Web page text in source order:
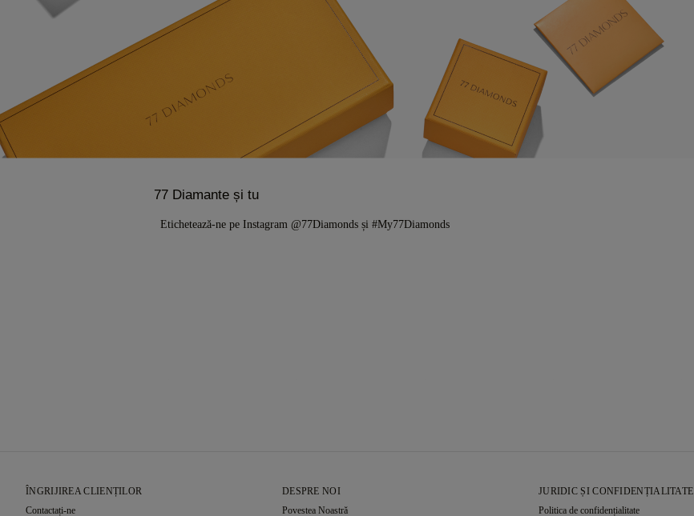
77 Diamante și tu
Etichetează-ne pe Instagram @77Diamonds și #My77Diamonds
ÎNGRIJIREA CLIENȚILOR
Contactați-ne
DESPRE NOI
Povestea Noastră
JURIDIC ȘI CONFIDENȚIALITATE
Politica de confidențialitate